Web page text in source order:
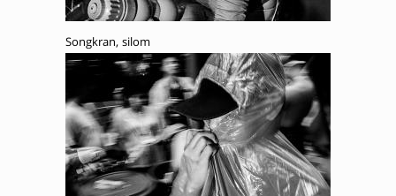
Songkran, silom